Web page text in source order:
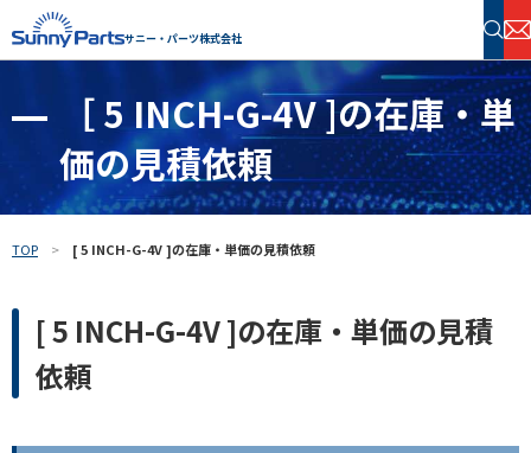
サニー・パーツ株式会社
半導体・電子部品 在庫検索
フリーワードで探す
［ 5 INCH-G-4V ]の在庫・単
価の見積依頼
TOP [ 5 INCH-G-4V ]の在庫・単価の見積依頼
[ 5 INCH-G-4V ]の在庫・単価の見積
依頼